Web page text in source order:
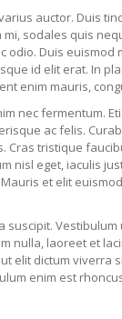
auctor. Duis
sodales quis
odio. Duis
id elit erat. In
enim mauris,
nec fermentum.
ac felis.
Cras tristique
nisl eget, iaculis
et elit
suscipit.
nulla, laoreet et
elit dictum viverra
enim est